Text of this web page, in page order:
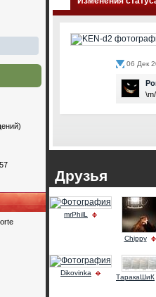
06 Дек
\m/
Друзья
mrPhilL
Chippy
Dikovinka
ТаракаШиК